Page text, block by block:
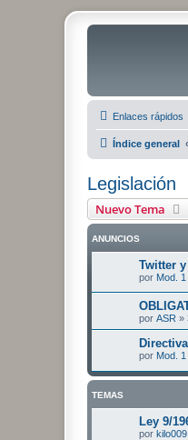
Enlaces rápidos
Índice general
Legislación
Nuevo Tema
ANUNCIOS
Twitter
por Mod. 1
por ASR »
por Mod. 1
TEMAS
Ley 9/
por kilo009